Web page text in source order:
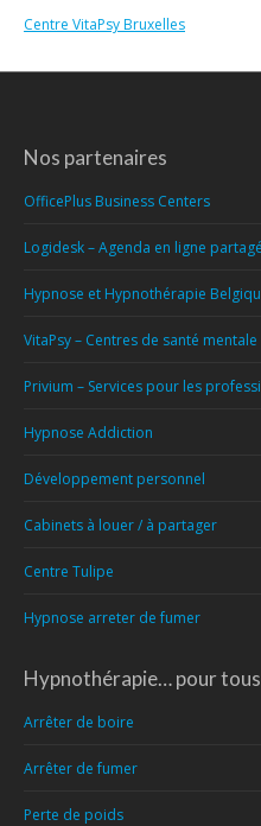
Centre VitaPsy Bruxelles
Nos partenaires
OfficePlus Business Centers
Logidesk – Agenda en ligne partagé
Hypnose et Hypnothérapie
VitaPsy – Centres de santé
Privium – Services pour les
Hypnose Addiction
Développement personnel
Cabinets à louer / à partager
Centre Tulipe
Hypnose arreter de fumer
Hypnothérapie… pour
Arrêter de boire
Arrêter de fumer
Perte de poids